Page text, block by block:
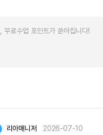
리아매니저
2026-07-10